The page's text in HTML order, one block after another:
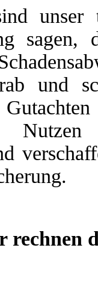
sagen,
und
rechnen